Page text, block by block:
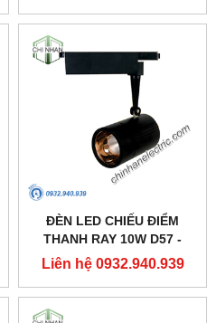
ĐÈN LED CHIẾU ĐIỂM
THANH RAY 10W D57 -
DIA1101 - DUHAL
Liên hệ 0932.940.939